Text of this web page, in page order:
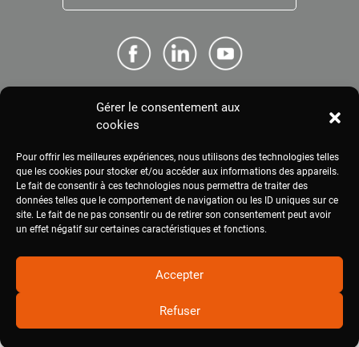
Gérer le consentement aux
cookies
Pour offrir les meilleures expériences, nous utilisons des technologies telles
que les cookies pour stocker et/ou accéder aux informations des appareils.
Le fait de consentir à ces technologies nous permettra de traiter des
données telles que le comportement de navigation ou les ID uniques sur ce
site. Le fait de ne pas consentir ou de retirer son consentement peut avoir
un effet négatif sur certaines caractéristiques et fonctions.
Accepter
Refuser
ME CONNECTER
ESPACE PRESSE
MENTIONS LÉGALES